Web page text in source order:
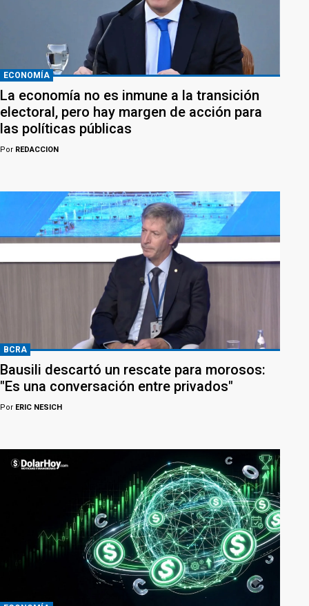
ECONOMÍA
La economía no es inmune a la transición
electoral, pero hay margen de acción para
las políticas públicas
Por REDACCION
BCRA
Bausili descartó un rescate para morosos:
"Es una conversación entre privados"
Por ERIC NESICH